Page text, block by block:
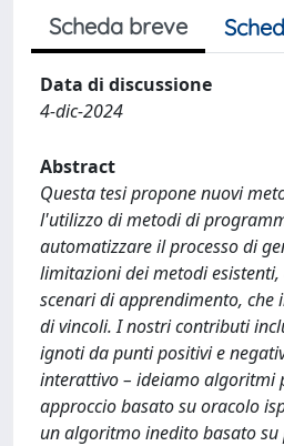
Scheda breve
Data di discussione
4-dic-2024
Abstract
Questa tesi propone nuovi
l'utilizzo di metodi di
automatizzare il processo di
limitazioni dei metodi
scenari di apprendimento,
di vincoli. I nostri contributi
ignoti da punti positivi e
interattivo – ideiamo algoritmi
approccio basato su oracolo
un algoritmo inedito basato